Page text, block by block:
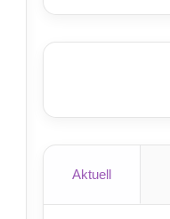
Aktuell